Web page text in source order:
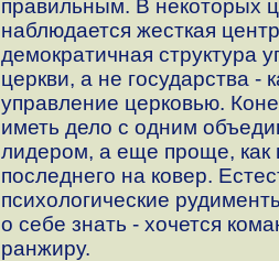
правильным. В некоторых
наблюдается жесткая
демократичная структура
церкви, а не государства -
управление церковью.
иметь дело с одним
лидером, а еще проще,
последнего на ковер.
психологические
о себе знать - хочется
ранжиру.